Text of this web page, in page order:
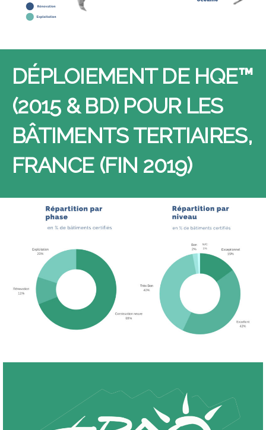
DÉPLOIEMENT DE HQE™
(2015 & BD) POUR LES
BÂTIMENTS TERTIAIRES,
FRANCE (FIN 2019)